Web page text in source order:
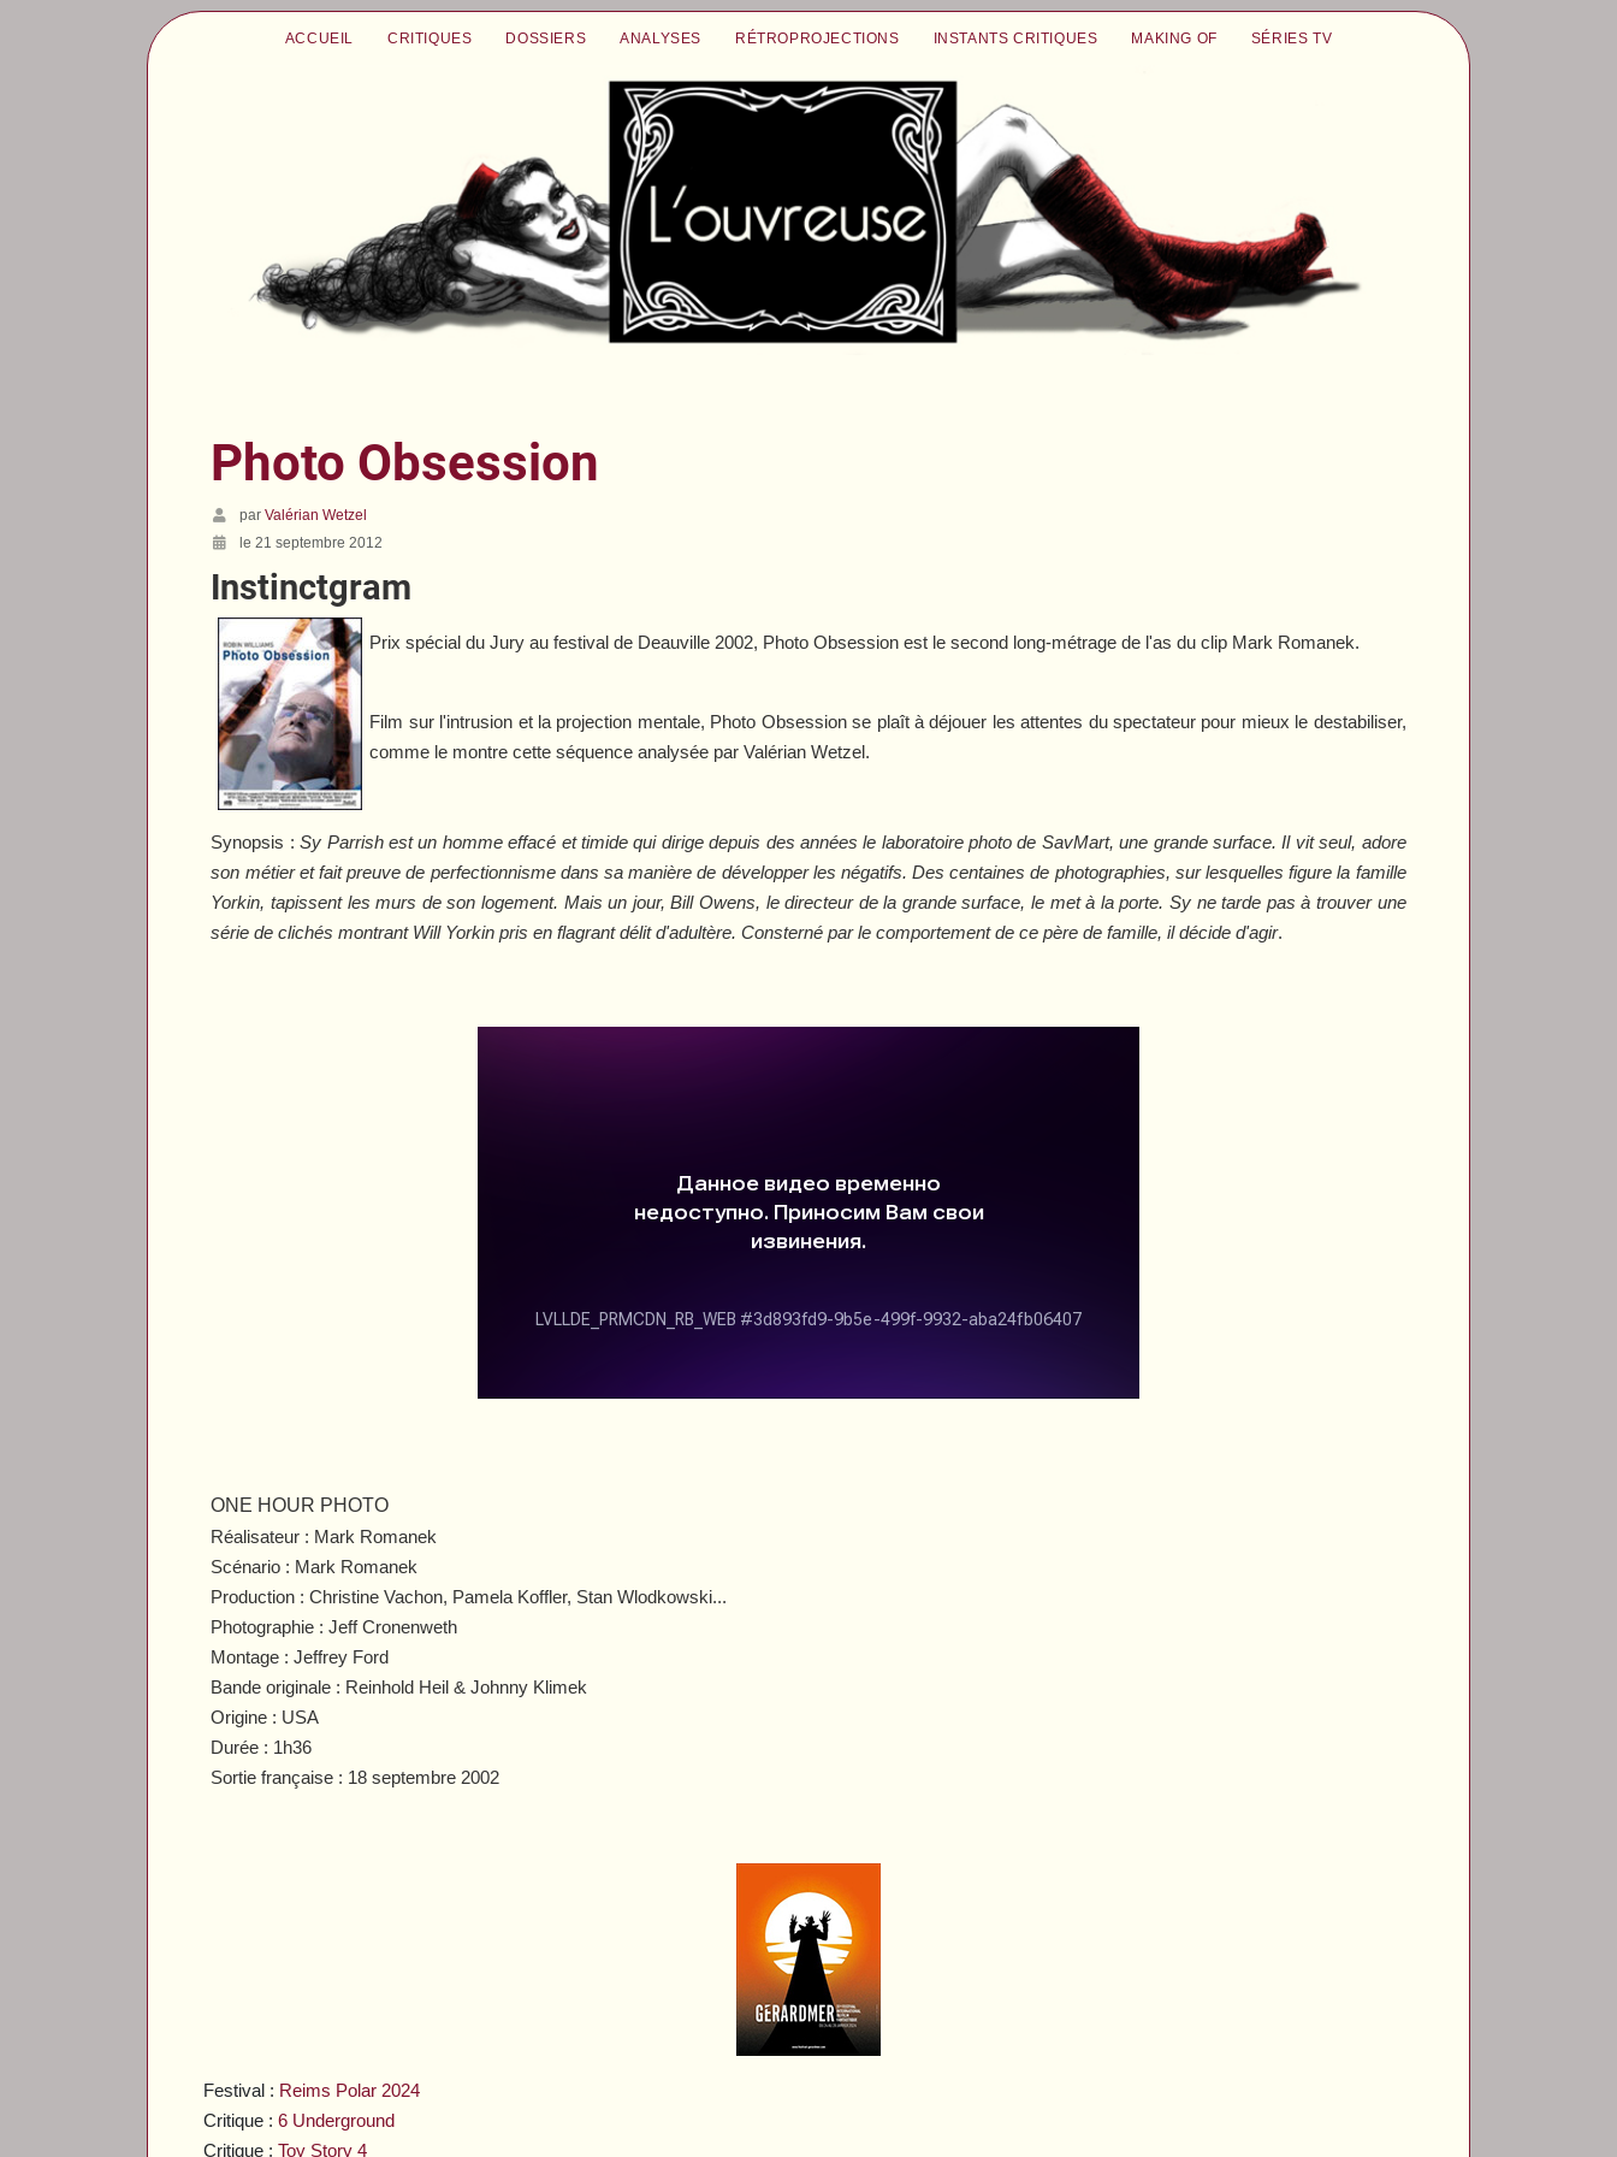
ACCUEIL CRITIQUES DOSSIERS ANALYSES RÉTROPROJECTIONS INSTANTS CRITIQUES MAKING OF SÉRIES TV
Festival : Reims Polar 2024
Critique :6 Underground
Critique :Toy Story 4
Photo Obsession
parValérian Wetzel
le 21 septembre 2012
Instinctgram
Prix spécial du Jury au festival de Deauville 2002, Photo Obsession est le second long-métrage de l'as du clip Mark Romanek.
Film sur l'intrusion et la projection mentale, Photo Obsessionse plaît à déjouer les attentes du spectateur pour mieux le destabiliser,
comme le montre cette séquence analysée par Valérian Wetzel.
Synopsis :Sy Parrish est un homme effacé et timide qui dirige depuis des années le laboratoire photo de SavMart, une grande surface. Il vit seul, adore
son métier et fait preuve de perfectionnisme dans sa manière de développer les négatifs. Des centaines de photographies, sur lesquelles figure la famille
Yorkin, tapissent les murs de son logement. Mais un jour, Bill Owens, le directeur de la grande surface, le met à la porte. Sy ne tarde pas à trouver une
série de clichés montrant Will Yorkin pris en flagrant délit d'adultère. Consterné par le comportement de ce père de famille, il décide d'agir.
ONE HOUR PHOTO
Réalisateur : Mark Romanek
Scénario : Mark Romanek
Production : Christine Vachon, Pamela Koffler, Stan Wlodkowski...
Photographie : Jeff Cronenweth
Montage : Jeffrey Ford
Bande originale : Reinhold Heil & Johnny Klimek
Origine : USA
Durée : 1h36
Sortie française : 18 septembre 2002